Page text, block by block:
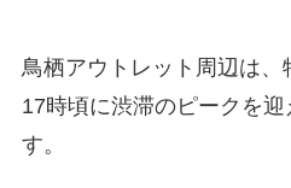
鳥栖アウトレット周辺は
17時頃に渋滞のピークを
す。